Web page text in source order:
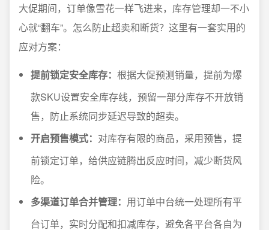
大促期间，订单像雪花一样飞进来，库存管理却一不小
心就“翻车”。怎么防止超卖和断货？这里有一套实用的
应对方案：
提前锁定安全库存： 根据大促预测销量，提前为爆
款SKU设置安全库存线，预留一部分库存不开放销
售，防止系统同步延迟导致的超卖。
开启预售模式： 对库存有限的商品，采用预售，提
前锁定订单，给供应链腾出反应时间，减少断货风
险。
多渠道订单合并管理： 用订单中台统一处理所有平
台订单，实时分配和扣减库存，避免各平台各自为